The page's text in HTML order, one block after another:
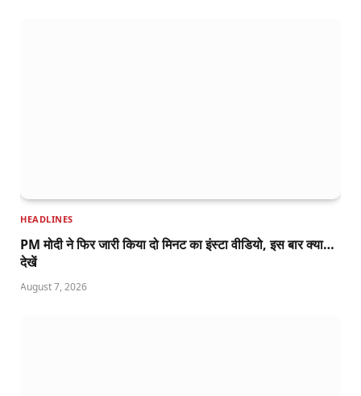
HEADLINES
PM मोदी ने फिर जारी किया दो मिनट का इंस्टा वीडियो, इस बार क्या…
देखें
August 7, 2026